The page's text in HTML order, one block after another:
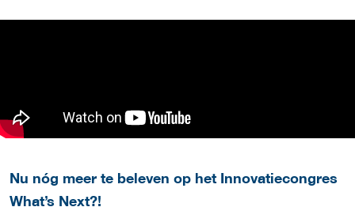
Nu nóg meer te beleven op het Innovatiecongres
What’s Next?!